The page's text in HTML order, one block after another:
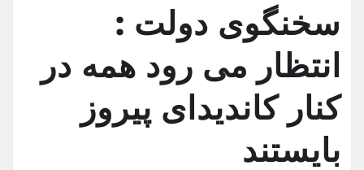
سخنگوی دولت :
انتظار می رود همه در
کنار کاندیدای پیروز
بایستند